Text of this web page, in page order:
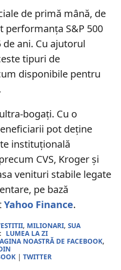
de primă mână, de
performanța S&P 500
ani. Cu ajutorul
tipuri de
disponibile pentru
bogați. Cu o
pot deține
instituțională
CVS, Kroger și
venituri stabile legate
pe bază
Yahoo Finance.
, MILIONARI, SUA
LUMEA LA ZI
NOASTRĂ DE FACEBOOK,
| TWITTER